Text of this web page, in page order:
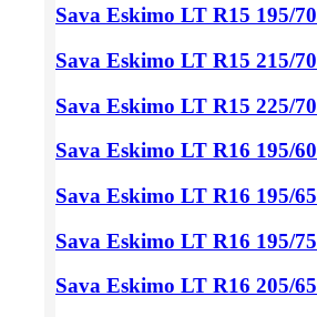
Sava Eskimo LT R15 195/70
Sava Eskimo LT R15 215/70
Sava Eskimo LT R15 225/70
Sava Eskimo LT R16 195/60
Sava Eskimo LT R16 195/65
Sava Eskimo LT R16 195/75
Sava Eskimo LT R16 205/65